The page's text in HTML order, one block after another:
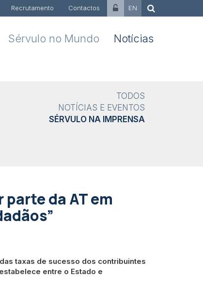
Recrutamento Contactos EN
Sérvulo no Mundo Notícias
TODOS
NOTÍCIAS E EVENTOS
SÉRVULO NA IMPRENSA
da AT em
taxas de sucesso dos contribuintes
entre o Estado e